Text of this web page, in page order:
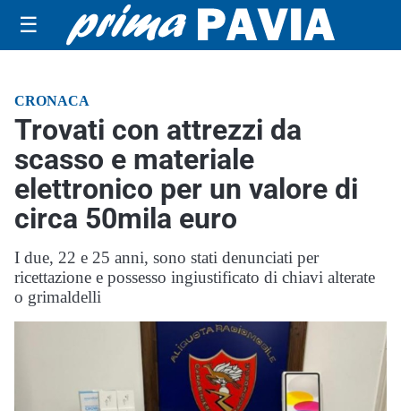
☰
CRONACA
Trovati con attrezzi da
scasso e materiale
elettronico per un valore di
circa 50mila euro
I due, 22 e 25 anni, sono stati denunciati per
ricettazione e possesso ingiustificato di chiavi alterate
o grimaldelli